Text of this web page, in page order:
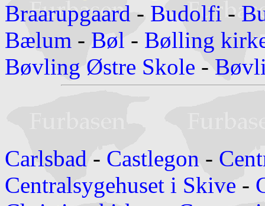
Braarupgaard - Budolfi -
Bælum - Bøl - Bølling
Bøvling Østre Skole -
Carlsbad - Castlegon -
Centralsygehuset i Skive -